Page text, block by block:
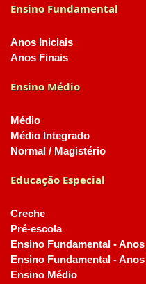
Ensino Fundamental
Anos Iniciais
Anos Finais
Ensino Médio
Médio
Médio Integrado
Normal / Magistério
Educação Especial
Creche
Pré-escola
Ensino Fundamental -
Ensino Fundamental -
Ensino Médio